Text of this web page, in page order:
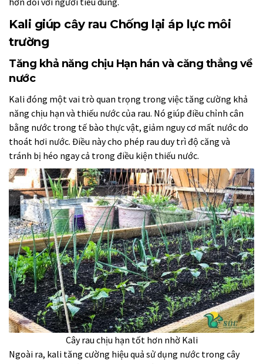
Kali giúp cây rau Chống lại áp lực môi
trường
Tăng khả năng chịu Hạn hán và căng thẳng về
nước
Kali đóng một vai trò quan trọng trong việc tăng cường khả
năng chịu hạn và thiếu nước của rau. Nó giúp điều chỉnh cân
bằng nước trong tế bào thực vật, giảm nguy cơ mất nước do
thoát hơi nước. Điều này cho phép rau duy trì độ căng và
tránh bị héo ngay cả trong điều kiện thiếu nước.
Cây rau chịu hạn tốt hơn nhờ Kali
Ngoài ra, kali tăng cường hiệu quả sử dụng nước trong cây